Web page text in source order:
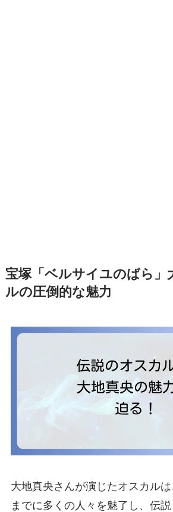
宝塚「ベルサイユのばら」
ルの圧倒的な魅力
大地真央さんが演じたオスカル
までに多くの人々を魅了し、伝